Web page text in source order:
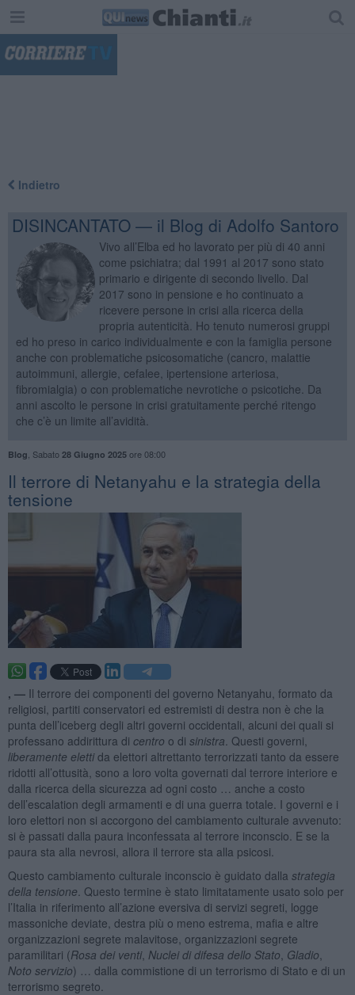
Indietro
DISINCANTATO — il Blog di Adolfo Santoro
Vivo all’Elba ed ho lavorato per più di 40 anni
come psichiatra; dal 1991 al 2017 sono stato
primario e dirigente di secondo livello. Dal
2017 sono in pensione e ho continuato a
ricevere persone in crisi alla ricerca della
propria autenticità. Ho tenuto numerosi gruppi
ed ho preso in carico individualmente e con la famiglia persone
anche con problematiche psicosomatiche (cancro, malattie
autoimmuni, allergie, cefalee, ipertensione arteriosa,
fibromialgia) o con problematiche nevrotiche o psicotiche. Da
anni ascolto le persone in crisi gratuitamente perché ritengo
che c’è un limite all’avidità.
Blog Sabato 28 Giugno 2025ore 08:00
​Il terrore di Netanyahu e la strategia della
tensione
, — Il terrore dei componenti del governo Netanyahu, formato da
religiosi, partiti conservatori ed estremisti di destra non è che la
punta dell’iceberg degli altri governi occidentali, alcuni dei quali si
professano addirittura di centro o di sinistra . Questi governi,
liberamente elettida elettori altrettanto terrorizzati tanto da essere
ridotti all’ottusità, sono a loro volta governati dal terrore interiore e
dalla ricerca della sicurezza ad ogni costo … anche a costo
dell’escalation degli armamenti e di una guerra totale. I governi e i
loro elettori non si accorgono del cambiamento culturale avvenuto:
si è passati dalla paura inconfessata al terrore inconscio. E se la
paura sta alla nevrosi, allora il terrore sta alla psicosi.
Questo cambiamento culturale inconscio è guidato dalla strategia
della tensione . Questo termine è stato limitatamente usato solo per
l’Italia in riferimento all’azione eversiva di servizi segreti, logge
massoniche deviate, destra più o meno estrema, mafia e altre
organizzazioni segrete malavitose, organizzazioni segrete
paramilitari (Rosa dei venti, Nuclei di difesa dello Stato Gladio
Noto servizio) … dalla commistione di un terrorismo di Stato e di un
terrorismo segreto.